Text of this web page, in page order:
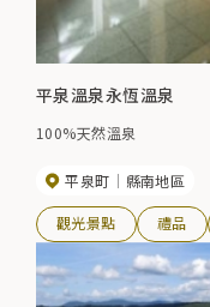
平泉溫泉永恆溫泉
100%天然溫泉
平泉町 縣南地區
觀光景點 禮品